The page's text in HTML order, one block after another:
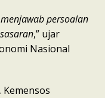
persoalan
,” ujar
Nasional